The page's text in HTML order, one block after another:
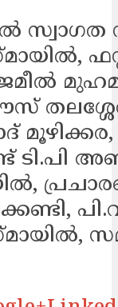
ടി.പി